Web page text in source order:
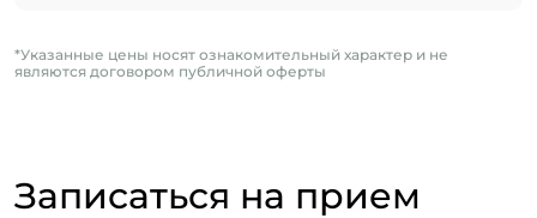
*Указанные цены носят ознакомительный характер и не
являются договором публичной оферты
Записаться на прием